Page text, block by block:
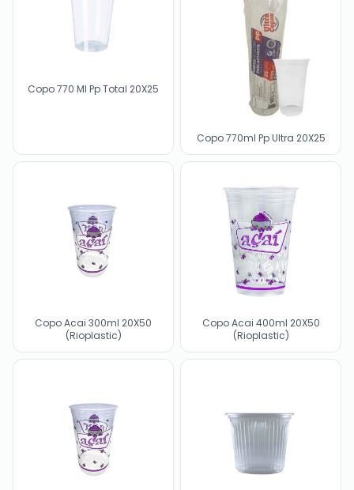
Copo 770 Ml Pp Total 20X25
Copo 770ml Pp Ultra 20X25
Copo Acai 300ml 20X50
(Rioplastic)
Copo Acai 400ml 20X50
(Rioplastic)